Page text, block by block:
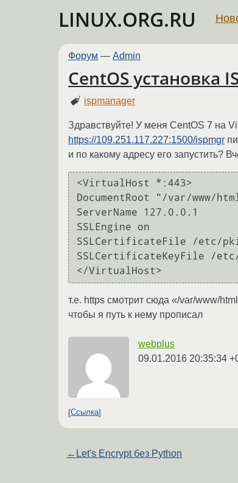
LINUX.ORG.RU
Форум — Admin
CentOS установка
ispmanager
Здравствуйте! У меня CentOS 7 на
https://109.251.117.227:1500/ispmgr
и по какому адресу его запустить?
<VirtualHost *:443>
DocumentRoot "/var/www/
ServerName 127.0.0.1
SSLEngine on
SSLCertificateFile /etc/
SSLCertificateKeyFile /
т.е. https смотрит сюда «/var/www/
чтобы я путь к нему прописал
webplus
09.01.2016 20:35:34
Ссылка
← Let's Encrypt без Python